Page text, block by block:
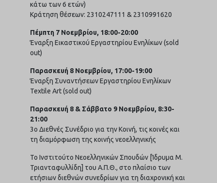
κάτω των 6 ετών)
Κράτηση θέσεων: 2310247111 & 2310991620
Πέμπτη 7 Νοεμβρίου, 18:00-20:00
Έναρξη Εικαστικού Εργαστηρίου Ενηλίκων (sold
out)
Παρασκευή 8 Νοεμβρίου, 17:00-19:00
Έναρξη Συναντήσεων Εργαστηρίου Ενηλίκων
Textile Art (sold out)
Παρασκευή 8 & Σάββατο 9 Νοεμβρίου, 8:30-
21:00
3ο Διεθνές Συνέδριο για την Κοινή, τις κοινές και
τη διαμόρφωση της κοινής νεοελληνικής
Το Ινστιτούτο Νεοελληνικών Σπουδών [Ίδρυμα Μ.
Τριανταφυλλίδη] του Α.Π.Θ., στο πλαίσιο των
ετήσιων διεθνών συνεδρίων για τη διαχρονική και